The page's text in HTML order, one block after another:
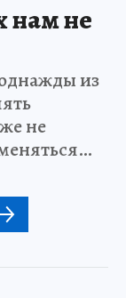
нам не
из
не